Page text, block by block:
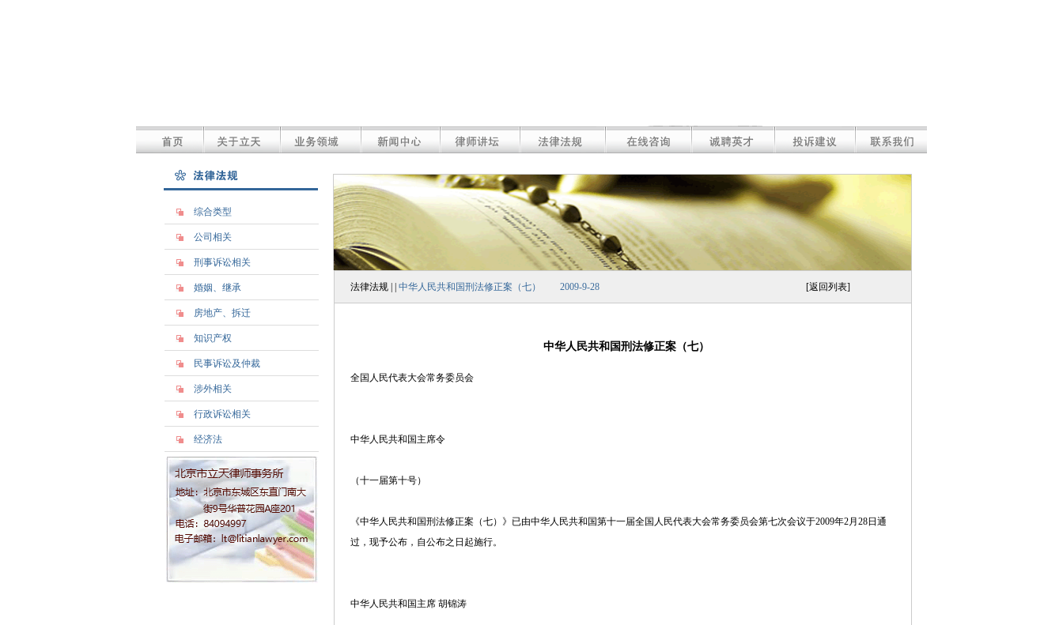
综合类型
公司相关
刑事诉讼相关
婚姻、继承
房地产、拆迁
知识产权
民事诉讼及仲裁
涉外相关
行政诉讼相关
经济法
法律法规 | | 中华人民共和国刑法修正案（七） 2009-9-28 [返回列表]
中华人民共和国刑法修正案（七）
全国人民代表大会常务委员会
中华人民共和国主席令
（十一届第十号）
《中华人民共和国刑法修正案（七）》已由中华人民共和国第十一届全国人民代表大会常务委员会第七次会议于2009年2月28日通
过，现予公布，自公布之日起施行。
中华人民共和国主席 胡锦涛